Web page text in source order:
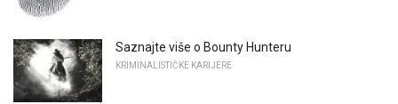
Saznajte više o Bounty Hunteru
KRIMINALISTIČKE KARIJERE